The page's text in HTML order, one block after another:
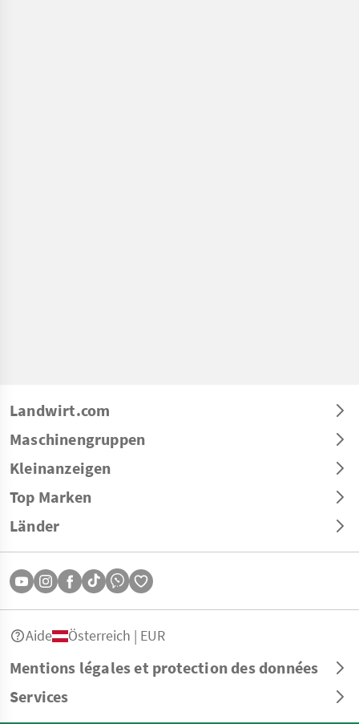
Landwirt.com
Maschinengruppen
Kleinanzeigen
Top Marken
Länder
Mentions légales et protection des données
Services
Aide Österreich | EUR